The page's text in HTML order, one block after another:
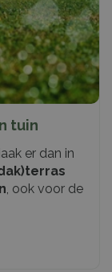
tuin
er dan in
, ook voor de